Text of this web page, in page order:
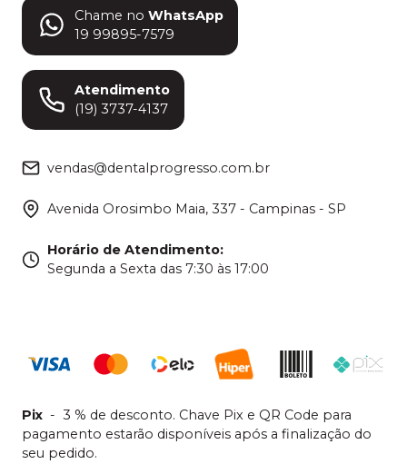
Chame no WhatsApp
19 99895-7579
Atendimento
(19) 3737-4137
vendas@dentalprogresso.com.br
Avenida Orosimbo Maia, 337 - Campinas - SP
Horário de Atendimento:
Segunda a Sexta das 7:30 às 17:00
Pix - 3 % de desconto. Chave Pix e QR Code para
pagamento estarão disponíveis após a finalização do
seu pedido.